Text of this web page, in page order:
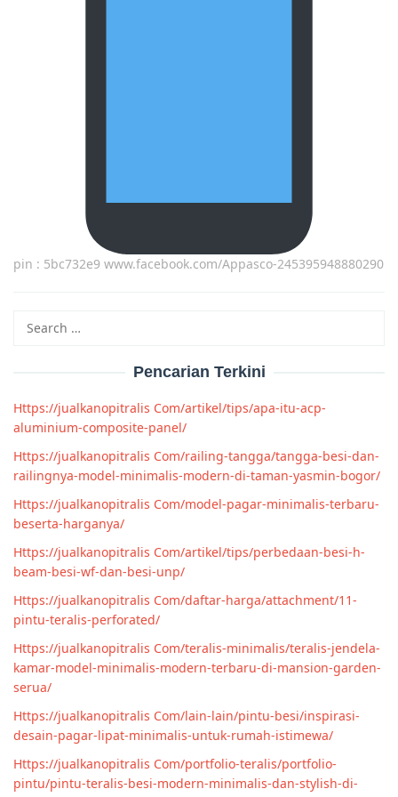
pin : 5bc732e9 www.facebook.com/Appasco-245395948880290
for:
Pencarian Terkini
Https://jualkanopitralis Com/artikel/tips/apa-itu-acp-
aluminium-composite-panel/
Https://jualkanopitralis Com/railing-tangga/tangga-besi-dan-
railingnya-model-minimalis-modern-di-taman-yasmin-bogor/
Https://jualkanopitralis Com/model-pagar-minimalis-terbaru-
beserta-harganya/
Https://jualkanopitralis Com/artikel/tips/perbedaan-besi-h-
beam-besi-wf-dan-besi-unp/
Https://jualkanopitralis Com/daftar-harga/attachment/11-
pintu-teralis-perforated/
Https://jualkanopitralis Com/teralis-minimalis/teralis-jendela-
kamar-model-minimalis-modern-terbaru-di-mansion-garden-
serua/
Https://jualkanopitralis Com/lain-lain/pintu-besi/inspirasi-
desain-pagar-lipat-minimalis-untuk-rumah-istimewa/
Https://jualkanopitralis Com/portfolio-teralis/portfolio-
pintu/pintu-teralis-besi-modern-minimalis-dan-stylish-di-